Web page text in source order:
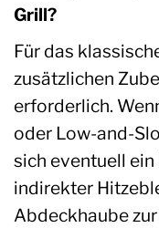
Grill?
Für das
zusätzlichen
erforderlich.
oder Low-and-
sich eventuell
indirekter
Abdeckhaube